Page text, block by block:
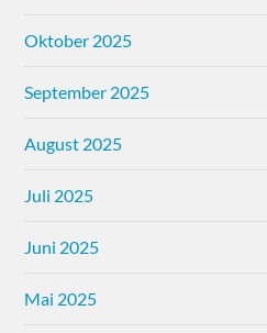
Oktober 2025
September 2025
August 2025
Juli 2025
Juni 2025
Mai 2025